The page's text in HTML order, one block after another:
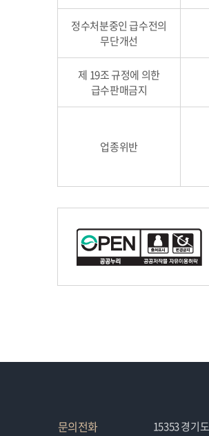
정수처분중인 급수전의
무단개선
제 19조 규정에 의한
급수판매금지
업종위반
문의전화 15353 경기